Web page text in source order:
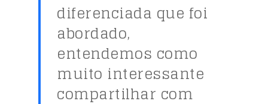
diferenciada que foi
abordado,
entendemos como
muito interessante
compartilhar com